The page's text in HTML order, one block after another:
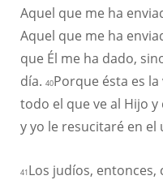
Aquel que me ha
Aquel que me ha
que Él me ha dado,
día. 40Porque ésta es
todo el que ve al Hijo
y yo le resucitaré en el
41 Los judíos,